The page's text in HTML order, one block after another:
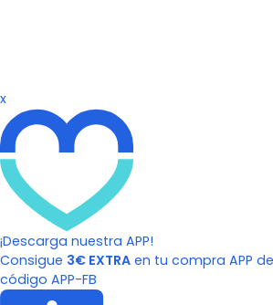
x
¡Descarga nuestra APP!
Consigue 3€ EXTRA en tu compra APP
código APP-FB